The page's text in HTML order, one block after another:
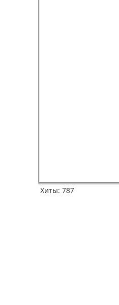
Хиты: 787